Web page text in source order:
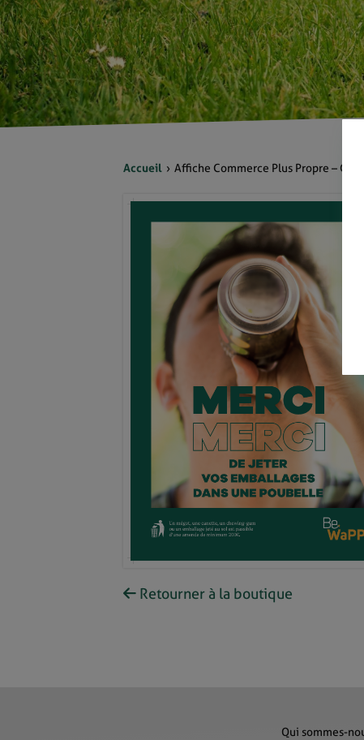
Accueil Affiche Commerce Plus Propre –
Retourner à la boutique
Qui sommes-